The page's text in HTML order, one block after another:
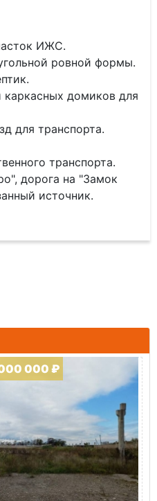
ИЖС.
ровной формы.
каркасных домиков для
для транспорта.
транспорта.
дорога на "Замок
источник.
000 ₽